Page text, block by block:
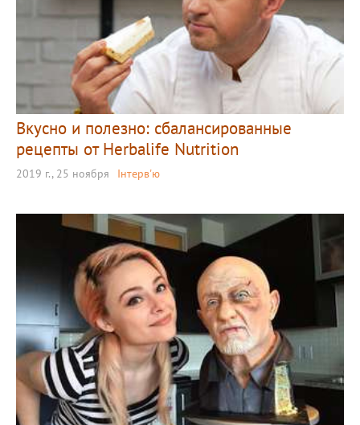
Вкусно и полезно: сбалансированные
рецепты от Herbalife Nutrition
2019 г., 25 ноября Інтерв'ю